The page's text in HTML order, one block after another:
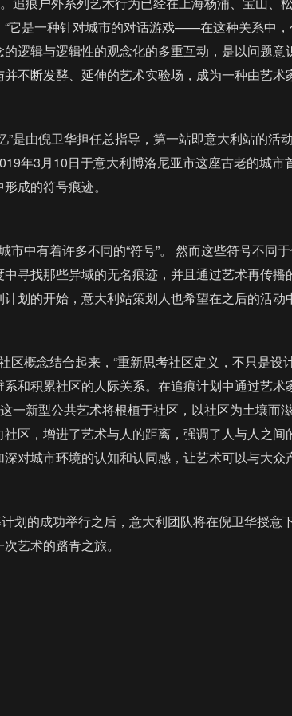
它是一种针对城市的对话游戏——在这种关系中
逻辑与逻辑性的观念化的多重互动，是以问题
不断发酵、延伸的艺术实验场，成为一种由艺术
”是由倪卫华担任总指导，第一站即意大利站的
年3月10日于意大利博洛尼亚市这座古老的城
成的符号痕迹。
中有着许多不同的“符号”。 然而这些符号不同
寻找那些异域的无名痕迹，并且通过艺术再传
划的开始，意大利站策划人也希望在之后的活
概念结合起来，“重新思考社区定义，不只是设
和积累社区的人际关系。在追痕计划中通过艺
一新型公共艺术将根植于社区，以社区为土壤
区，增进了艺术与人的距离，强调了人与人之
对城市环境的认知和认同感，让艺术可以与大众
的成功举行之后，意大利团队将在倪卫华授意
艺术的踏青之旅。